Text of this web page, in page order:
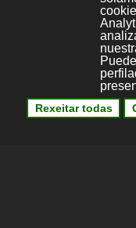
File Store